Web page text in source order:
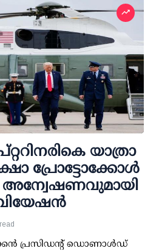
യാത്രാ
പ്രോട്ടോക്കോള്‍
അന്വേഷണവുമായി
പ്രസിഡന്റ് ഡൊണാള്‍ഡ്